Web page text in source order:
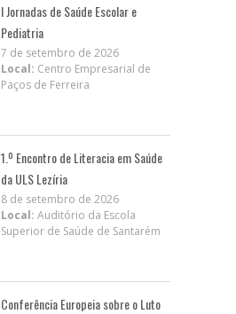
I Jornadas de Saúde Escolar e
Pediatria
7 de setembro de 2026
Local: Centro Empresarial de
Paços de Ferreira
1.º Encontro de Literacia em Saúde
da ULS Lezíria
8 de setembro de 2026
Local: Auditório da Escola
Superior de Saúde de Santarém
Conferência Europeia sobre o Luto